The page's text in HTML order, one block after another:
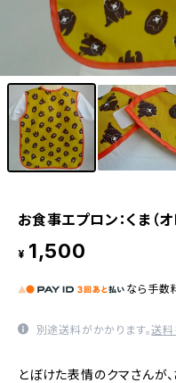
お食事エプロン：くま（オ
¥ 1,500
なら 手数
別途送料がかかります。送料
とぼけた表情のクマさんが